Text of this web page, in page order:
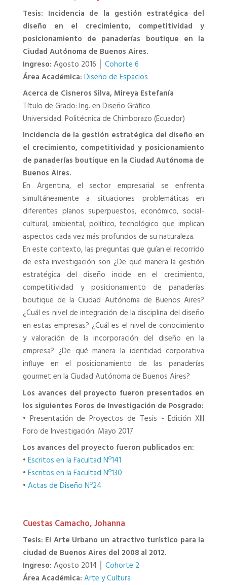
Tesis: Incidencia de la gestión estratégica del
diseño en el crecimiento, competitividad y
posicionamiento de panaderías boutique en la
Ciudad Autónoma de Buenos Aires.
Ingreso: Agosto 2016 │ Cohorte 6
Área Académica: Diseño de Espacios
Acerca de Cisneros Silva, Mireya Estefanía
Título de Grado: Ing. en Diseño Gráfico
Universidad: Politécnica de Chimborazo (Ecuador)
Incidencia de la gestión estratégica del diseño en
el crecimiento, competitividad y posicionamiento
de panaderías boutique en la Ciudad Autónoma de
Buenos Aires.
En Argentina, el sector empresarial se enfrenta
simultáneamente a situaciones problemáticas en
diferentes planos superpuestos, económico, social-
cultural, ambiental, político, tecnológico que implican
aspectos cada vez más profundos de su naturaleza.
En este contexto, las preguntas que guían el recorrido
de esta investigación son ¿De qué manera la gestión
estratégica del diseño incide en el crecimiento,
competitividad y posicionamiento de panaderías
boutique de la Ciudad Autónoma de Buenos Aires?
¿Cuál es nivel de integración de la disciplina del diseño
en estas empresas? ¿Cuál es el nivel de conocimiento
y valoración de la incorporación del diseño en la
empresa? ¿De qué manera la identidad corporativa
influye en el posicionamiento de las panaderías
gourmet en la Ciudad Autónoma de Buenos Aires?
Los avances del proyecto fueron presentados en
los siguientes Foros de Investigación de Posgrado:
• Presentación de Proyectos de Tesis - Edición XIII
Foro de Investigación. Mayo 2017.
Los avances del proyecto fueron publicados en:
• Escritos en la Facultad Nº141
• Escritos en la Facultad Nº130
• Actas de Diseño Nº24
Cuestas Camacho, Johanna
Tesis: El Arte Urbano un atractivo turístico para la
ciudad de Buenos Aires del 2008 al 2012.
Ingreso: Agosto 2014 │ Cohorte 2
Área Académica: Arte y Cultura